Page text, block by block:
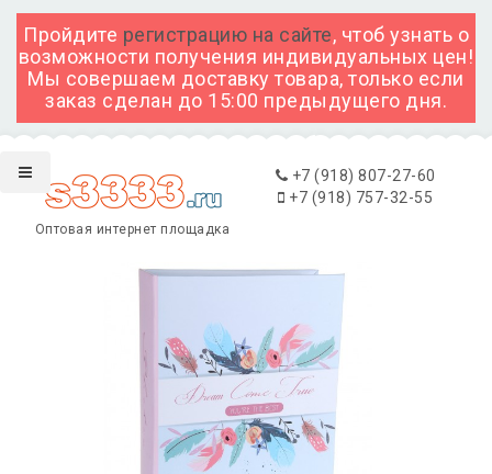
Пройдите регистрацию на сайте, чтоб узнать о
возможности получения индивидуальных цен!
Мы совершаем доставку товара, только если
заказ сделан до 15:00 предыдущего дня.
Оптовая интернет площадка
+7 (918) 807-27-60
+7 (918) 757-32-55